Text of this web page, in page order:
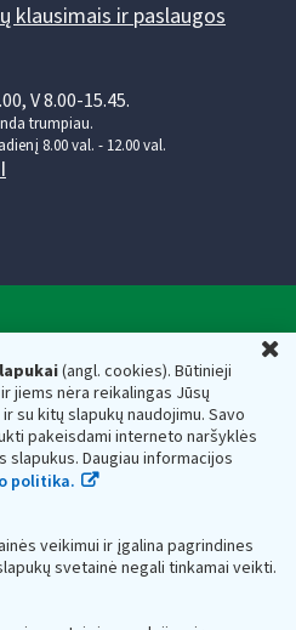
(angl. cookies). Būtinieji
jiems nėra reikalingas Jūsų
su kitų slapukų naudojimu. Savo
pakeisdami interneto naršyklės
Daugiau informacijos
politika.
veikimui ir įgalina pagrindines
svetainė negali tinkamai veikti.
klausimais ir paslaugos
V 8.00-15.45.
trumpiau.
8.00 val. - 12.00 val.
kodas — 188659752,
Vilnius, Lietuva, el.paštas:
adresas 188659752
inspekciją prie Lietuvos
ir saugomi Juridinių